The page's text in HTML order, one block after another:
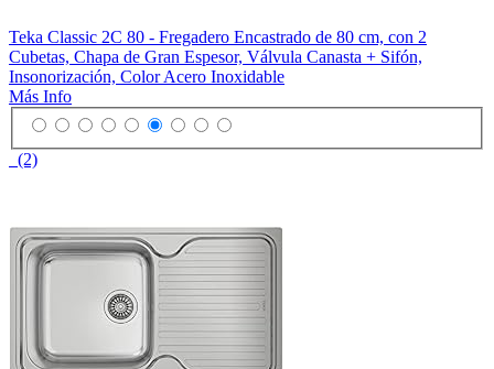
Teka Classic 2C 80 - Fregadero Encastrado de 80 cm, con 2
Cubetas, Chapa de Gran Espesor, Válvula Canasta + Sifón,
Insonorización, Color Acero Inoxidable
Más Info
(2)